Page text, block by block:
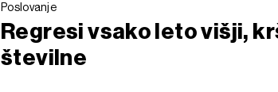
Poslovanje
Regresi vsako leto višji,
številne